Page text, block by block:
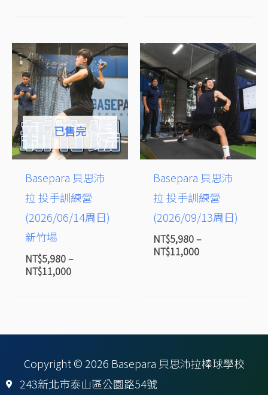
已售完
Basepara 貝思沛
拉 投手訓練營
(2026/06/14周日)
新竹場
NT$5,980–
NT$11,000
價
格
範
圍：
NT$5,980
到
NT$11,000
Basepara 貝思沛
拉 投手訓練營
(2026/09/13周日)
NT$5,980–
NT$11,000
價
格
範
圍：
NT$5,980
到
NT$11,000
Copyright © 2026 Basepara 貝思沛拉棒球學校
243新北市泰山區公園路54號